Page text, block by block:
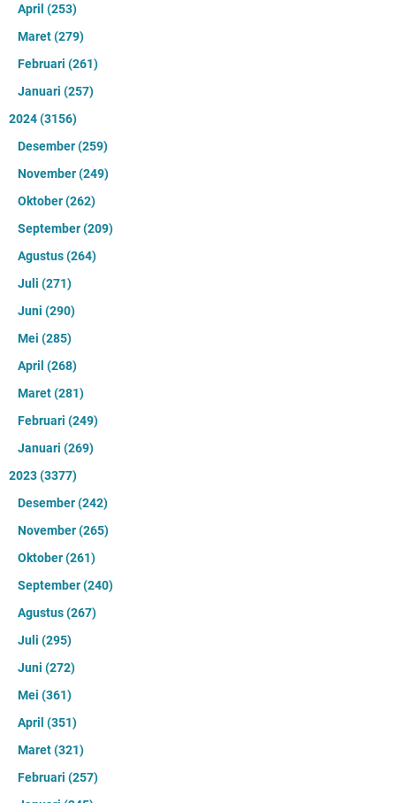
April (253)
Maret(279)
Februari (261)
Januari (257)
2024(3156)
Desember(259)
November(249)
Oktober(262)
September(209)
Agustus(264)
Juli (271)
Juni (290)
Mei (285)
April (268)
Maret(281)
Februari (249)
Januari (269)
2023(3377)
Desember(242)
November(265)
Oktober(261)
September(240)
Agustus(267)
Juli (295)
Juni (272)
Mei (361)
April (351)
Maret(321)
Februari (257)